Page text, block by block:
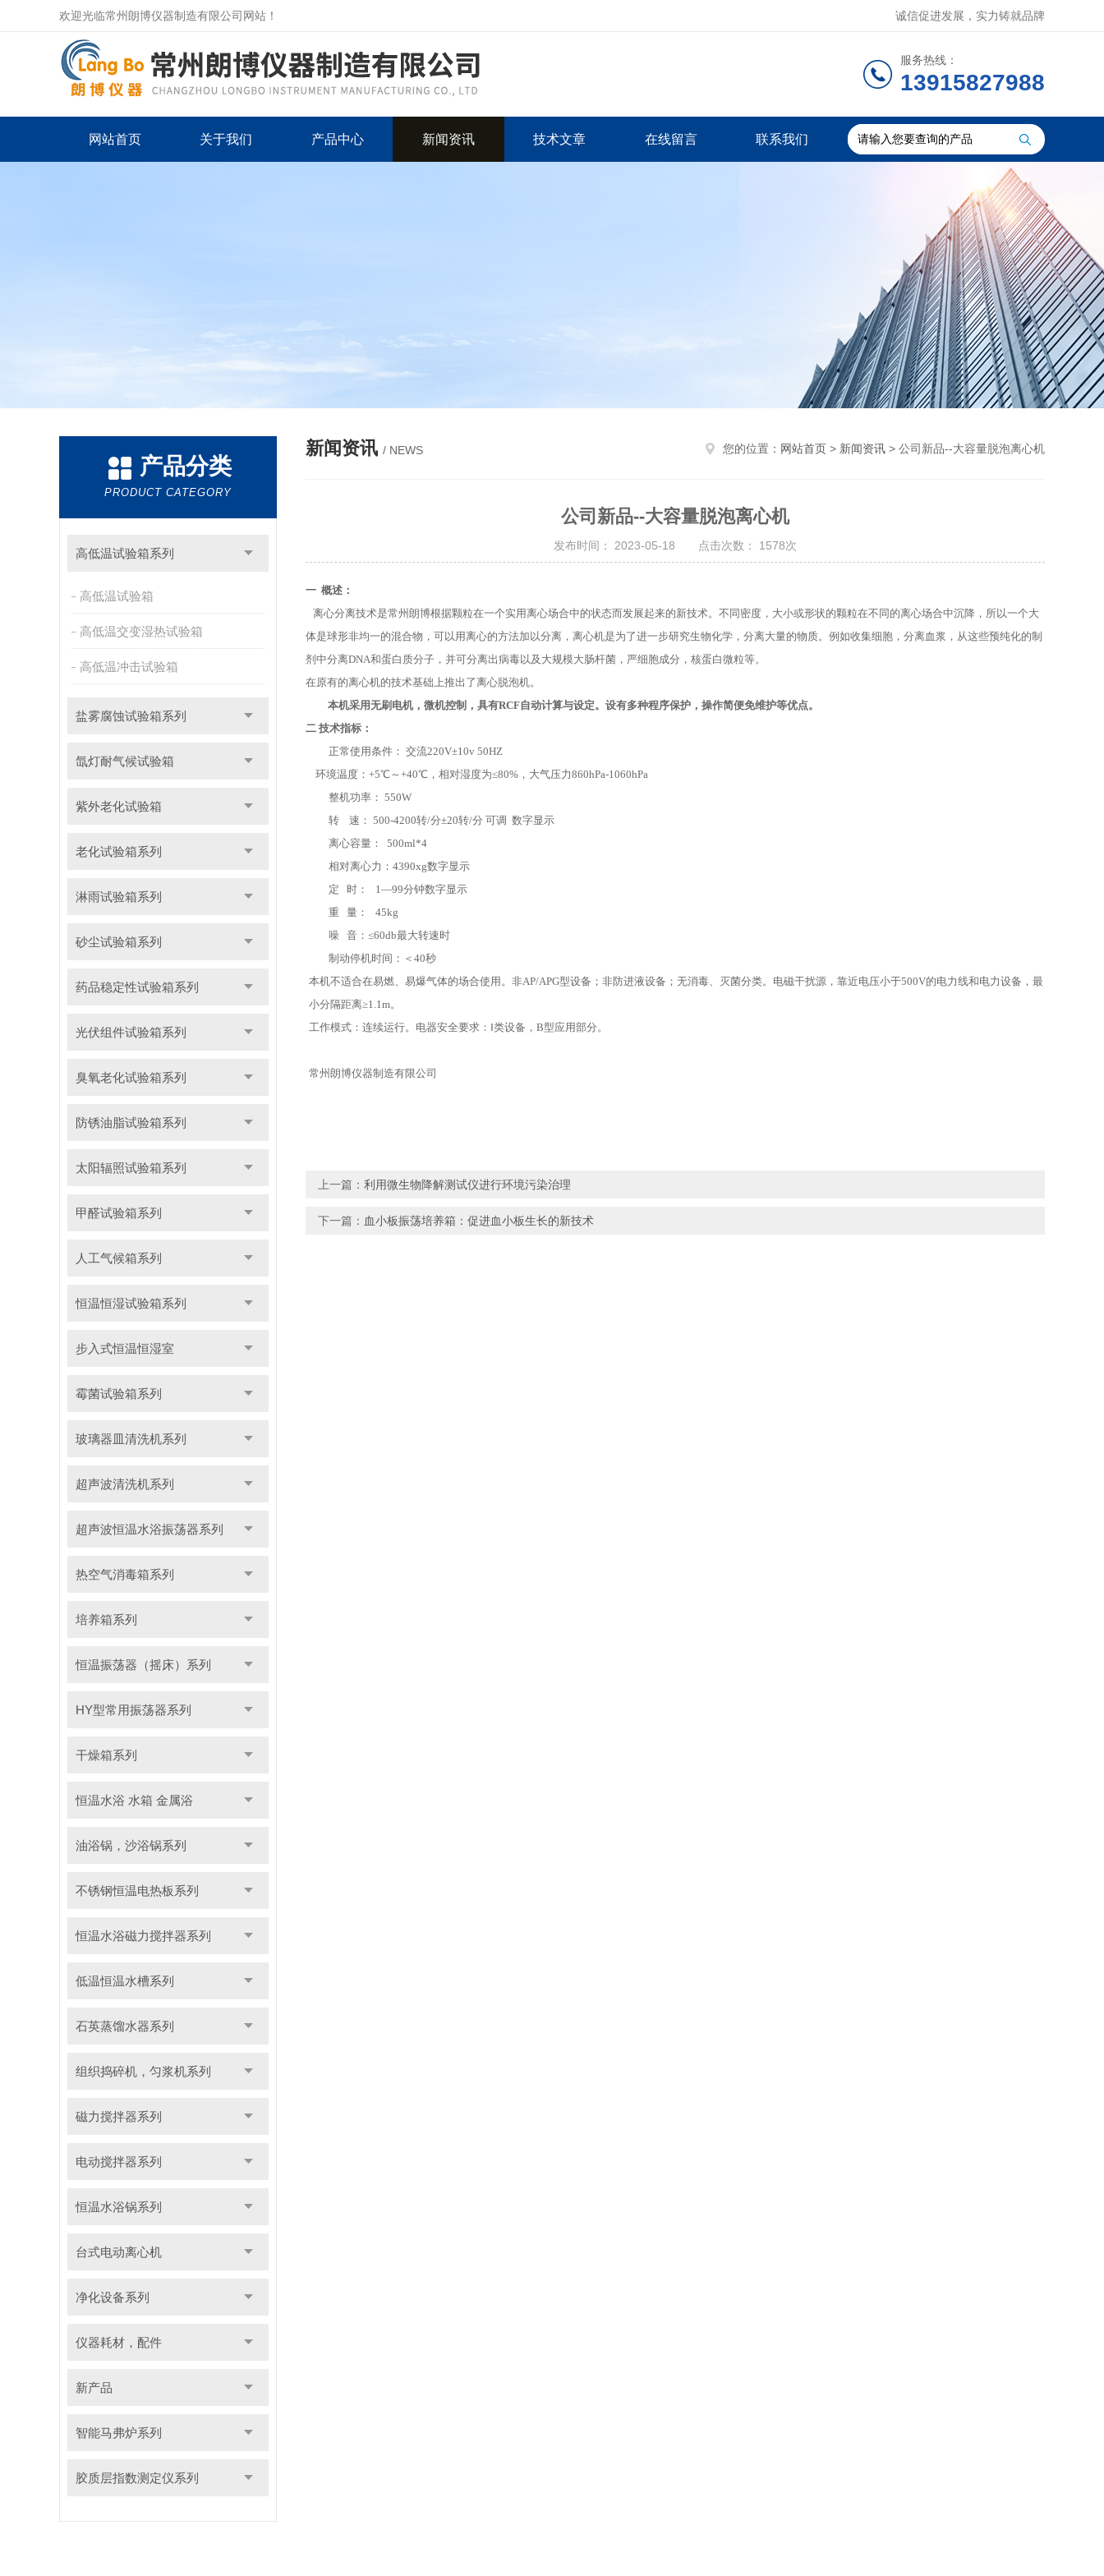
欢迎光临常州朗博仪器制造有限公司网站！ 诚信促进发展，实力铸就品牌
服务热线：
13915827988
网站首页 关于我们 产品中心 新闻资讯 技术文章 在线留言 联系我们
产品分类
PRODUCT CATEGORY
高低温试验箱系列
高低温试验箱
高低温交变湿热试验箱
高低温冲击试验箱
盐雾腐蚀试验箱系列
氙灯耐气候试验箱
紫外老化试验箱
老化试验箱系列
淋雨试验箱系列
砂尘试验箱系列
药品稳定性试验箱系列
光伏组件试验箱系列
臭氧老化试验箱系列
防锈油脂试验箱系列
太阳辐照试验箱系列
甲醛试验箱系列
人工气候箱系列
恒温恒湿试验箱系列
步入式恒温恒湿室
霉菌试验箱系列
玻璃器皿清洗机系列
超声波清洗机系列
超声波恒温水浴振荡器系列
热空气消毒箱系列
培养箱系列
恒温振荡器（摇床）系列
HY型常用振荡器系列
干燥箱系列
恒温水浴 水箱 金属浴
油浴锅，沙浴锅系列
不锈钢恒温电热板系列
恒温水浴磁力搅拌器系列
低温恒温水槽系列
石英蒸馏水器系列
组织捣碎机，匀浆机系列
磁力搅拌器系列
电动搅拌器系列
恒温水浴锅系列
台式电动离心机
净化设备系列
仪器耗材，配件
新产品
智能马弗炉系列
胶质层指数测定仪系列
新闻资讯 / NEWS 您的位置： 网站首页 > 新闻资讯 > 公司新品--大容量脱泡离心机
公司新品--大容量脱泡离心机
发布时间： 2023-05-18 点击次数： 1578次
一 概述：
离心分离技术是常州朗博根据颗粒在一个实用离心场合中的状态而发展起来的新技术。不同密度，大小或形状的颗粒在不同的离心场合中沉降，所以一个大
体是球形非均一的混合物，可以用离心的方法加以分离，离心机是为了进一步研究生物化学，分离大量的物质。例如收集细胞，分离血浆，从这些预纯化的制
剂中分离DNA和蛋白质分子，并可分离出病毒以及大规模大肠杆菌，严细胞成分，核蛋白微粒等。
在原有的离心机的技术基础上推出了离心脱泡机。
本机采用无刷电机，微机控制，具有RCF自动计算与设定。设有多种程序保护，操作简便免维护等优点。
二 技术指标 ：
正常使用条件 ： 交流220V±10v 50HZ
环境温度： +5℃～+40℃，相对湿度为≤80%，大气压力860hPa-1060hPa
整机功率： 550W
转
速： 500-4200转/分±20转/分 可调 数字显示
离心容量：
500ml*4
相对离心力： 4390xg数字显示
定
时：
1—99分钟数字显示
重
量：
45kg
噪
音 ： ≤60db最大转速时
制动停机时间：＜ 40秒
本机不适合在易燃、易爆气体的场合使用。非AP/APG型设备；非防进液设备；无消毒、灭菌分类。电磁干扰源，靠近电压小于500V的电力线和电力设备，最
小分隔距离≥1.1m。
工作模式：连续运行。 电器安全要求： Ⅰ类设备，B型应用部分。
常州朗博仪器制造有限公司
上一篇： 利用微生物降解测试仪进行环境污染治理
下一篇： 血小板振荡培养箱：促进血小板生长的新技术